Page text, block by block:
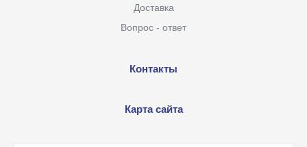
Доставка
Вопрос - ответ
Контакты
Карта сайта